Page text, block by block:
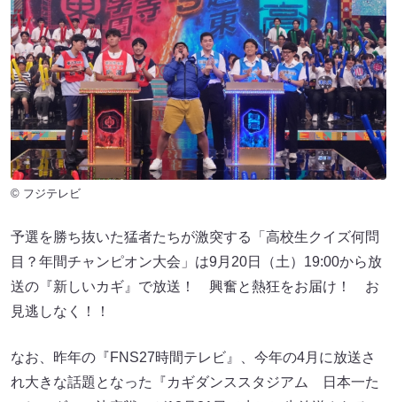
© フジテレビ
予選を勝ち抜いた猛者たちが激突する「高校生クイズ何問
目？年間チャンピオン大会」は9月20日（土）19:00から放
送の『新しいカギ』で放送！ 興奮と熱狂をお届け！ お
見逃しなく！！
なお、昨年の『FNS27時間テレビ』、今年の4月に放送さ
れ大きな話題となった『カギダンススタジアム 日本一た